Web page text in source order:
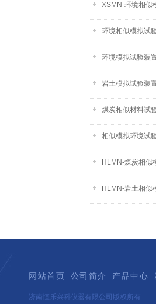
XSMN-环境相似
环境相似模拟试
环境模拟试验装
岩土模拟试验装
煤炭相似材料试
相似模拟环境试
HLMN-煤炭相似
HLMN-岩土相似
网站首页 公司简介 产品中心
济南恒乐兴科仪器有限公司版权所有